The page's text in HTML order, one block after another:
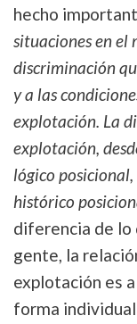
hecho
situacionesenel
discriminación
y a las
explotación. La
explotación,
lógico
histórico
diferencia de lo
gente, la
explotación es
forma